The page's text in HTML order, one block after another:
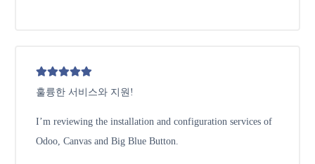
훌륭한 서비스와 지원!
I’m reviewing the installation and configuration services of
Odoo, Canvas and Big Blue Button.